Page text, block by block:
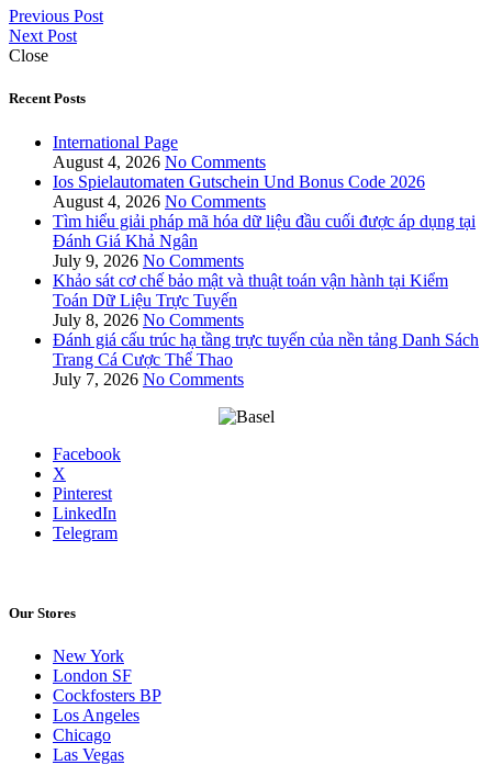
Previous Post
Next Post
Close
Recent Posts
International Page
August 4, 2026 No Comments
Ios Spielautomaten Gutschein Und Bonus Code 2026
August 4, 2026 No Comments
Tìm hiểu giải pháp mã hóa dữ liệu đầu cuối được áp dụng tại
Đánh Giá Khả Ngân
July 9, 2026 No Comments
Khảo sát cơ chế bảo mật và thuật toán vận hành tại Kiểm
Toán Dữ Liệu Trực Tuyến
July 8, 2026 No Comments
Đánh giá cấu trúc hạ tầng trực tuyến của nền tảng Danh Sách
Trang Cá Cược Thể Thao
July 7, 2026 No Comments
Facebook
X
Pinterest
LinkedIn
Telegram
Our Stores
New York
London SF
Cockfosters BP
Los Angeles
Chicago
Las Vegas